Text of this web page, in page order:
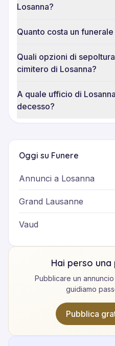
Losanna?
Quanto costa un funerale
Quali opzioni di
cimitero di Losanna?
A quale ufficio di
decesso?
Oggi su Funere
Annunci a Losanna
Grand Lausanne
Vaud
Hai perso
Pubblicare un
guidiamo
Pubblica